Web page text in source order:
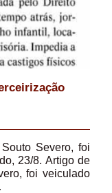
Severo, foi
23/8. Artigo de
foi veiculado